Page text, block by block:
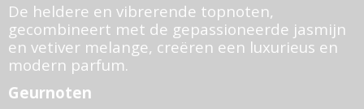
De heldere en vibrerende topnoten,
gecombineert met de gepassioneerde jasmijn
en vetiver melange, creëren een luxurieus en
modern parfum.
Geurnoten